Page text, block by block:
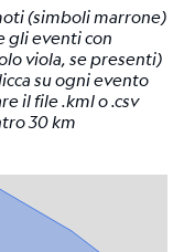
(simboli marrone)
gli eventi con
viola, se presenti)
su ogni evento
il file .kml o .csv
30 km